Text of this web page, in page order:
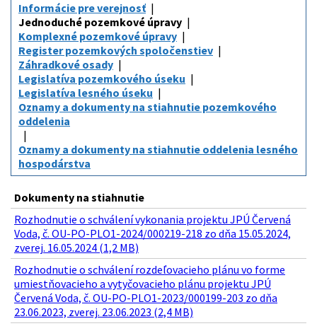
Informácie pre verejnosť
Jednoduché pozemkové úpravy
Komplexné pozemkové úpravy
Register pozemkových spoločenstiev
Záhradkové osady
Legislatíva pozemkového úseku
Legislatíva lesného úseku
Oznamy a dokumenty na stiahnutie pozemkového
oddelenia
Oznamy a dokumenty na stiahnutie oddelenia lesného
hospodárstva
Dokumenty na stiahnutie
Rozhodnutie o schválení vykonania projektu JPÚ Červená
Voda, č. OU-PO-PLO1-2024/000219-218 zo dňa 15.05.2024,
zverej. 16.05.2024 (1,2 MB)
Rozhodnutie o schválení rozdeľovacieho plánu vo forme
umiestňovacieho a vytyčovacieho plánu projektu JPÚ
Červená Voda, č. OU-PO-PLO1-2023/000199-203 zo dňa
23.06.2023, zverej. 23.06.2023 (2,4 MB)